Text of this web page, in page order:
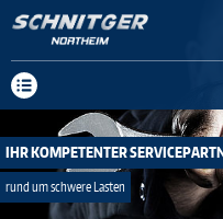
IHR KOMPETENTER
rund um schwere Lasten
mehr Infos